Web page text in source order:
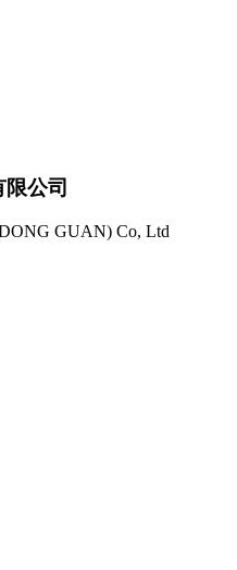
公司
GUAN) Co, Ltd